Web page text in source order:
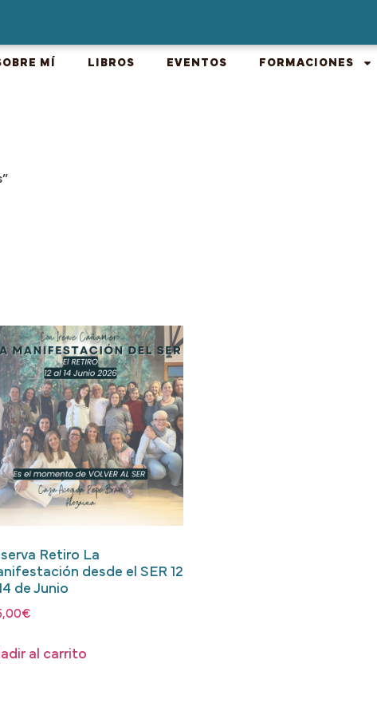
MÍ LIBROS EVENTOS FORMACIONES
Retiro La
desde el SER 12
de Junio
€
al carrito